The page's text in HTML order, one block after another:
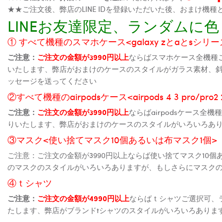
★★ご注文後、弊店のLINE IDを登録いただいた後、おまけ機種
LINEお友達限定、ランダムに
① すべて機種のスマホケース<galaxy zとaとsシリ
ご注意： ご注文の金額が3990円以上ならばスマホケース全機
いたします、弊店がおまけのケースのスタイルがガラス素材
ッセージを送ってください
②すべて機種のairpodsケース<airpods 4 3 pro/pro2
ご注意： ご注文の金額が3990円以上ならばairpodsケース全機
りいたします、弊店がおまけのケースのスタイルがいろいろ
③マスク<使い捨てマスク10個あるいは布マスク1個>
ご注意：ご注文の金額が3990円以上ならば使い捨てマスク10
のマスクのスタイルがいろいろありますが、もしさらにマス
④ｔシャツ
ご注意： ご注文の金額が4990円以上ならばｔシャツご選択可
たします、弊店がブランドtシャツのスタイルがいろいろあり